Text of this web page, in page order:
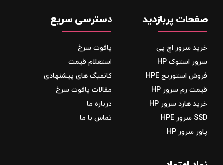
صفحات پربازدید
خرید سرور اچ پی
سرور استوک HP
فروش استوریج‌ HPE
قیمت رم سرور HP
خرید هارد سرور HP
SSD سرور HPE
پاور سرور HP
دسترسی سریع
یاقوت سرخ
استعلام قیمت
کانفیگ های پیشنهادی
مقالات یاقوت سرخ
درباره ما
تماس با ما